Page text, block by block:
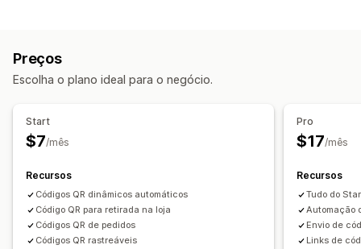
Leitura
Preços
Escolha o plano ideal para o negócio.
Start
$7/mês
Recursos
Códigos QR dinâmicos automáticos
Código QR para retirada na loja
Códigos QR de pedidos
Códigos QR rastreáveis
Pro
$17/mês
Recursos
Tudo do
Automação
Envio de
Links de